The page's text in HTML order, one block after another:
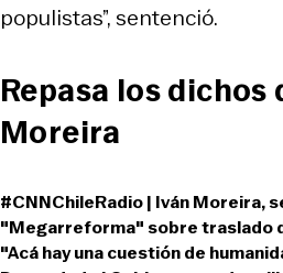
populistas”, sentenció.
Repasa los dichos
Moreira
#CNNChileRadio| Iván Moreira,
"Megarreforma" sobre traslado
"Acá hay una cuestión de